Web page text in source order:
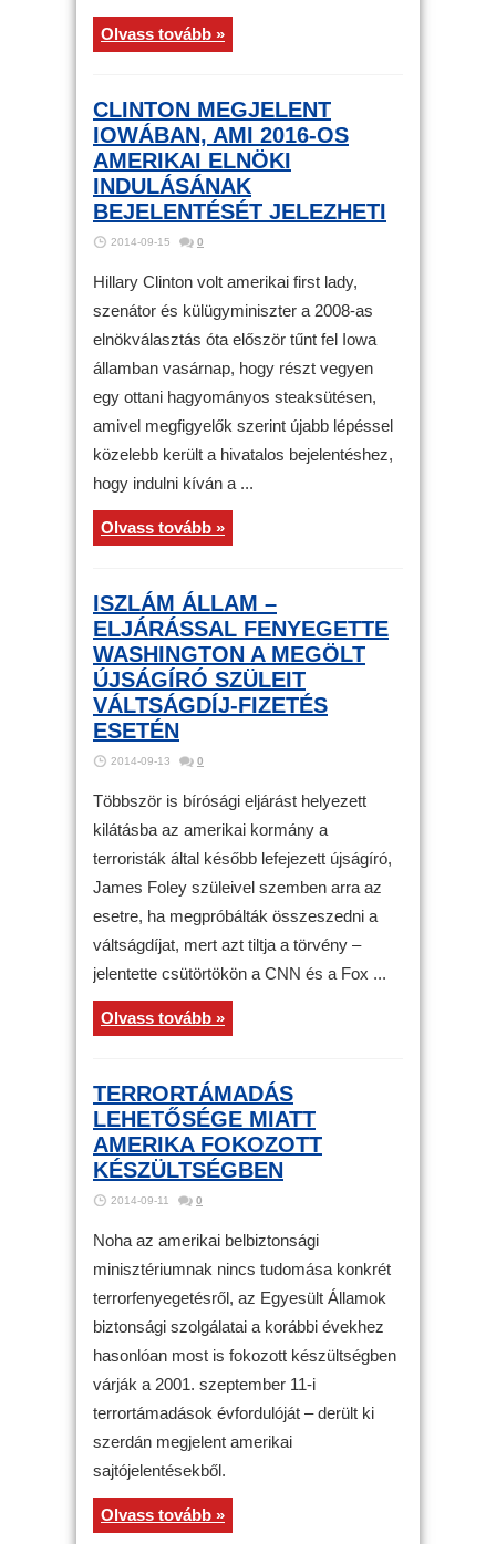
Olvass tovább »
CLINTON MEGJELENT
IOWÁBAN, AMI 2016-OS
AMERIKAI ELNÖKI
INDULÁSÁNAK
BEJELENTÉSÉT JELEZHETI
2014-09-15 0
Hillary Clinton volt amerikai first lady,
szenátor és külügyminiszter a 2008-as
elnökválasztás óta először tűnt fel Iowa
államban vasárnap, hogy részt vegyen
egy ottani hagyományos steaksütésen,
amivel megfigyelők szerint újabb lépéssel
közelebb került a hivatalos bejelentéshez,
hogy indulni kíván a ...
Olvass tovább »
ISZLÁM ÁLLAM –
ELJÁRÁSSAL FENYEGETTE
WASHINGTON A MEGÖLT
ÚJSÁGÍRÓ SZÜLEIT
VÁLTSÁGDÍJ-FIZETÉS
ESETÉN
2014-09-13 0
Többször is bírósági eljárást helyezett
kilátásba az amerikai kormány a
terroristák által később lefejezett újságíró,
James Foley szüleivel szemben arra az
esetre, ha megpróbálták összeszedni a
váltságdíjat, mert azt tiltja a törvény –
jelentette csütörtökön a CNN és a Fox ...
Olvass tovább »
TERRORTÁMADÁS
LEHETŐSÉGE MIATT
AMERIKA FOKOZOTT
KÉSZÜLTSÉGBEN
2014-09-11 0
Noha az amerikai belbiztonsági
minisztériumnak nincs tudomása konkrét
terrorfenyegetésről, az Egyesült Államok
biztonsági szolgálatai a korábbi évekhez
hasonlóan most is fokozott készültségben
várják a 2001. szeptember 11-i
terrortámadások évfordulóját – derült ki
szerdán megjelent amerikai
sajtójelentésekből.
Olvass tovább »